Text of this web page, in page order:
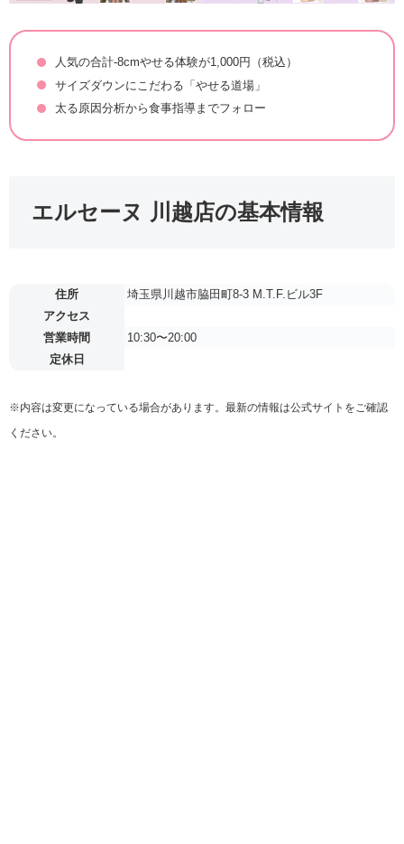
人気の合計-8cmやせる体験が1,000円（税込）
サイズダウンにこだわる「やせる道場」
太る原因分析から食事指導までフォロー
エルセーヌ 川越店の基本情報
住所
埼玉県川越市脇田町8-3 M.T.F.ビル3F
アクセス
営業時間
10:30〜20:00
定休日
※内容は変更になっている場合があります。最新の情報は公式サイトをご確認
ください。